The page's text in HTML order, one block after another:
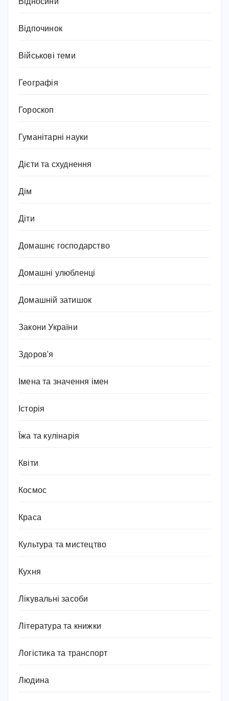
Відносини
Відпочинок
Військові теми
Географія
Гороскоп
Гуманітарні науки
Дієти та схуднення
Дім
Діти
Домашнє господарство
Домашні улюбленці
Домашній затишок
Закони України
Здоров'я
Імена та значення імен
Історія
Їжа та кулінарія
Квіти
Космос
Краса
Культура та мистецтво
Кухня
Лікувальні засоби
Література та книжки
Логістика та транспорт
Людина